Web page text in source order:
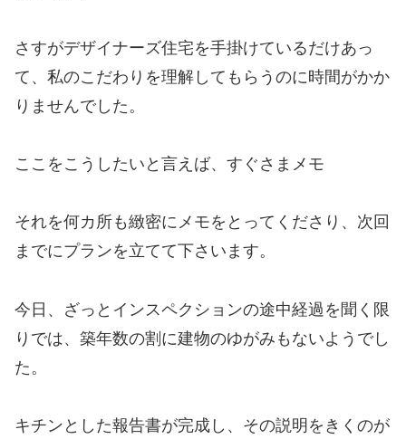
さすがデザイナーズ住宅を手掛けているだけあっ
て、私のこだわりを理解してもらうのに時間がかか
りませんでした。
ここをこうしたいと言えば、すぐさまメモ
それを何カ所も緻密にメモをとってくださり、次回
までにプランを立てて下さいます。
今日、ざっとインスペクションの途中経過を聞く限
りでは、築年数の割に建物のゆがみもないようでし
た。
キチンとした報告書が完成し、その説明をきくのが